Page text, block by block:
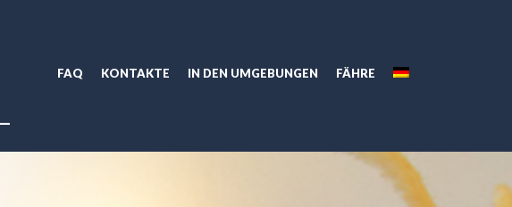
FAQ KONTAKTE IN DEN UMGEBUNGEN FÄHRE